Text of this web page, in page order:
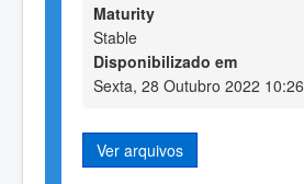
Maturity
Stable
Disponibilizado em
Sexta, 28 Outubro 2022 10:26
Ver arquivos